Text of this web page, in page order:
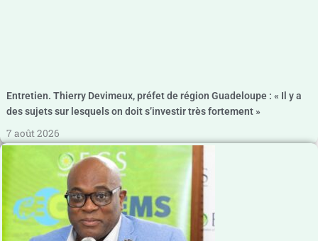
Entretien. Thierry Devimeux, préfet de région Guadeloupe : « Il y a
des sujets sur lesquels on doit s’investir très fortement »
7 août 2026